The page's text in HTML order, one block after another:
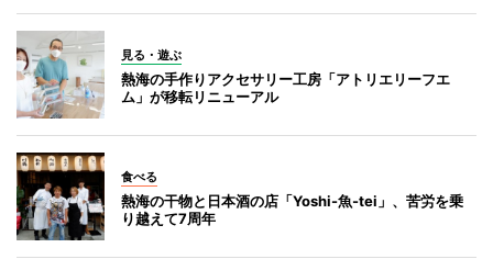
見る・遊ぶ
熱海の手作りアクセサリー工房「アトリエリーフエ
ム」が移転リニューアル
食べる
熱海の干物と日本酒の店「Yoshi-魚-tei」、苦労を乗
り越えて7周年